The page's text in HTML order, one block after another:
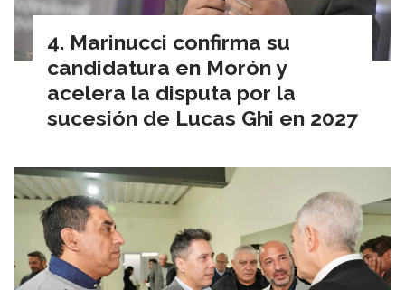
Marinucci confirma su
candidatura en Morón y
acelera la disputa por la
sucesión de Lucas Ghi en 2027